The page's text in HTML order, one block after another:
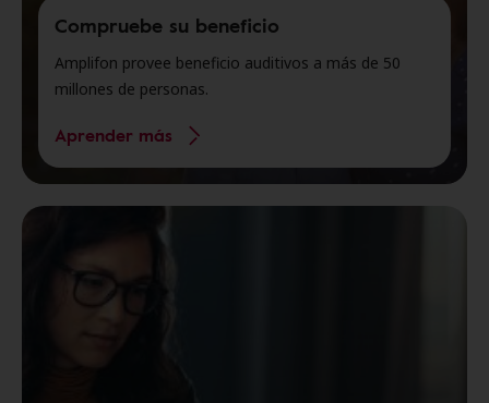
Compruebe su beneficio
Amplifon provee beneficio auditivos a más de 50
millones de personas.
Aprender más